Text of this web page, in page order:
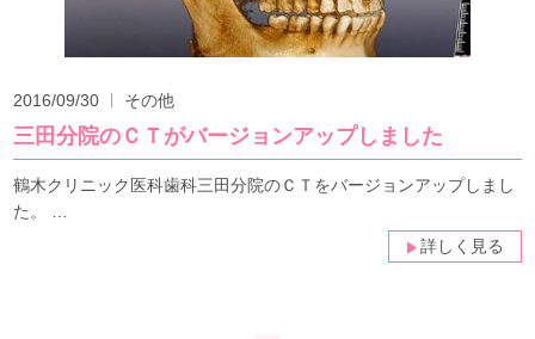
2016/09/30 その他
三田分院のＣＴがバージョンアップしました
鶴木クリニック医科歯科三田分院のＣＴをバージョンアップしまし
た。 …
詳しく見る